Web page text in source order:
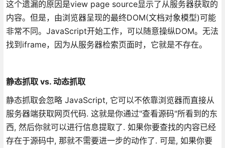
这个遗漏的原因是view page source显示了从服务器获取的
内容。但是，由浏览器呈现的最终DOM(文档对象模型)可能
非常不同。JavaScript开始工作，可以随意操纵DOM。无法
找到iframe，因为从服务器检索页面时，它就是不存在。
静态抓取 vs. 动态抓取
静态抓取会忽略 JavaScript, 它可以不依靠浏览器而直接从
服务器端获取网页代码. 这就是你通过"查看源码"所看到的东
西, 然后你就可以进行信息提取了. 如果你要查找的内容已经
存在于源码中, 那就不需要进一步的动作了. 可是, 如果你要